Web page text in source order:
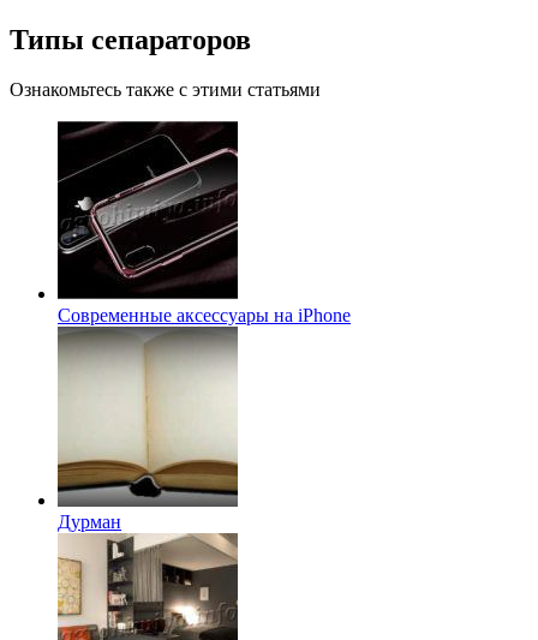
Типы сепараторов
Ознакомьтесь также с этими статьями
Современные аксессуары на iPhone
Дурман